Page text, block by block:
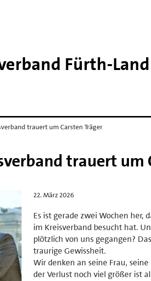
Fürth-​Land
trauert um Carsten Träger
trauert um
22. März 2026
Es ist gerade zwei Wochen her,
im Kreisverband besucht hat.
plötzlich von uns gegangen?
traurige Gewissheit.
Wir denken an seine Frau,
der Verlust noch viel größer ist